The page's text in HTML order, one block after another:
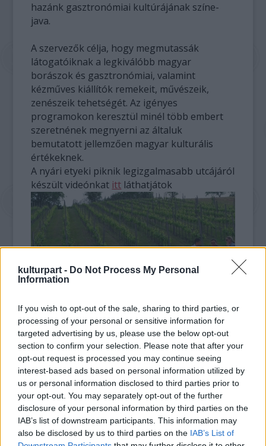
kulturpart - Do Not Process My Personal
Information
If you wish to opt-out of the sale, sharing to third parties, or
processing of your personal or sensitive information for
targeted advertising by us, please use the below opt-out
section to confirm your selection. Please note that after your
opt-out request is processed you may continue seeing
interest-based ads based on personal information utilized by
us or personal information disclosed to third parties prior to
your opt-out. You may separately opt-out of the further
disclosure of your personal information by third parties on the
IAB’s list of downstream participants. This information may
also be disclosed by us to third parties on the IAB’s List of
hazánk gasztronómiai kultúrájának színe-
java.
A szervezők célja, hogy megmutassák
látogatóiknak a legkiválóbb magyar
borászok és gasztronómiai, valamint
kézműves kiállítók remekeit, művészeik,
zenészeik tehetségét. Az igényes
programokon keresztül minél több embert
szeretnének megnyerni az általuk
bemutatott jellemzően magyar kulturális
értékeknek.
A nyári etyeki piknik legizgalmasabb utcájáról
készült videónkat itt láthatjátok
Jövő szombaton bográcsban rotyog majd a
gulyásleves a Gradowski Birtokon. Az
édesszájúak kézműves csokoládét
kóstolhatnak, és lesz farsangi fánk is házi
lekvárral - 14 órától mindez gitárzene
kíséretében. 10 órától disznóvágás és látvány
malacsütés várja Árpás László Sonkamester
Pincéje az Etyekre látogatókat.
Az ízletes ételekből is italokból a többi